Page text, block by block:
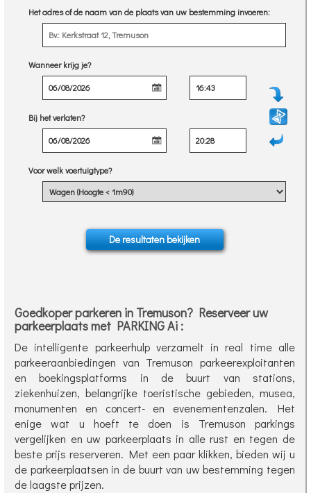
Het adres of de naam van de plaats van uw bestemming invoeren:
Wanneer krijg je?
Bij het verlaten?
Voor welk voertuigtype?
Goedkoper parkeren in Tremuson? Reserveer uw
parkeerplaats met PARKING Ai :
De intelligente parkeerhulp verzamelt in real time alle
parkeeraanbiedingen van Tremuson parkeerexploitanten
en boekingsplatforms in de buurt van stations,
ziekenhuizen, belangrijke toeristische gebieden, musea,
monumenten en concert- en evenementenzalen. Het
enige wat u hoeft te doen is Tremuson parkings
vergelijken en uw parkeerplaats in alle rust en tegen de
beste prijs reserveren. Met een paar klikken, bieden wij u
de parkeerplaatsen in de buurt van uw bestemming tegen
de laagste prijzen.